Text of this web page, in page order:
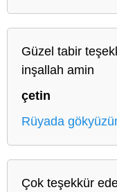
Güzel tabir
inşallah amin
çetin
Rüyada
Çok teşekkür